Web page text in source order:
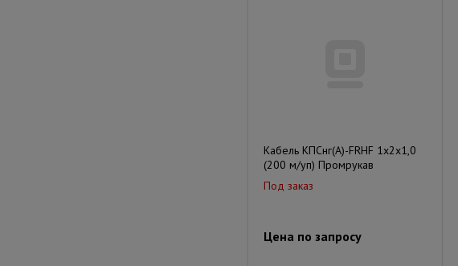
Кабель КПСнг(А)-FRHF 1х2х1,0
(200 м/уп) Промрукав
Под заказ
Цена по запросу